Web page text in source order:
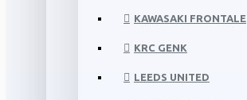
KAWASAKI FRONTALE
KRC GENK
LEEDS UNITED